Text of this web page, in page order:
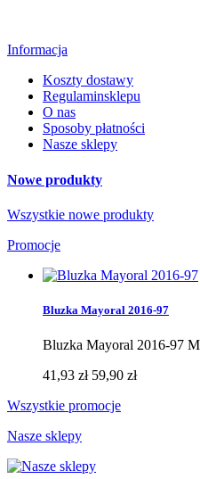
Informacja
Koszty dostawy
Regulaminsklepu
O nas
Sposoby płatności
Nasze sklepy
Nowe produkty
Wszystkie nowe produkty
Promocje
Bluzka Mayoral 2016-97
Bluzka Mayoral 2016-97
41,93 zł 59,90 zł
Wszystkie promocje
Nasze sklepy